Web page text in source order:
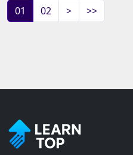
01 02 > >>